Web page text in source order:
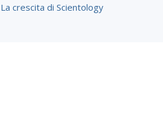
La crescita di Scientology